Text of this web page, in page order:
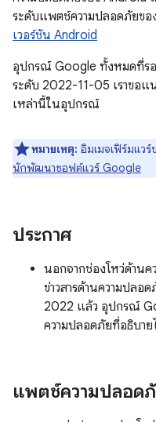
ระดับแพตช์ความปลอดภัยข
เวอร์ชัน Android
อุปกรณ์ Google ทั้งหมดที่ร
ระดับ 2022-11-05 เราขอแ
เหล่านี้ในอุปกรณ์
หมายเหตุ: อิมเมจเฟิร์มแว
นักพัฒนาซอฟต์แวร์ Google
ประกาศ
นอกจากช่องโหว่ด้านค
ข่าวสารด้านความปลอ
2022 แล้ว อุปกรณ์
ความปลอดภัยที่อธิบาย
แพตช์ความปลอด